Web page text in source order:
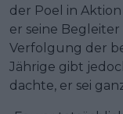
der Poel in
er seine
Verfolgung der
Jährige gibt
dachte, er sei